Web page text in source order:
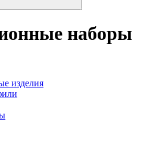
наборы
изделия